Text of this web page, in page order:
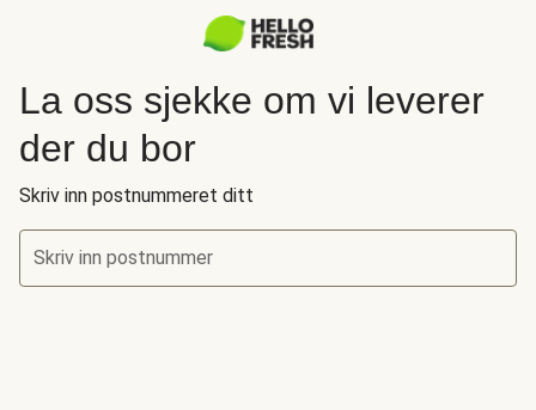
La oss sjekke om vi leverer
der du bor
Skriv inn postnummeret ditt
Skriv inn postnummer